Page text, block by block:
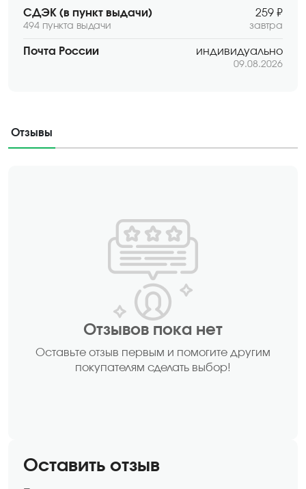
СДЭК (в пункт выдачи)
494 пункта выдачи
259 ₽
завтра
Почта России индивидуально
09.08.2026
Отзывы
Отзывов пока нет
Оставьте отзыв первым и помогите другим
покупателям сделать выбор!
Оставить отзыв